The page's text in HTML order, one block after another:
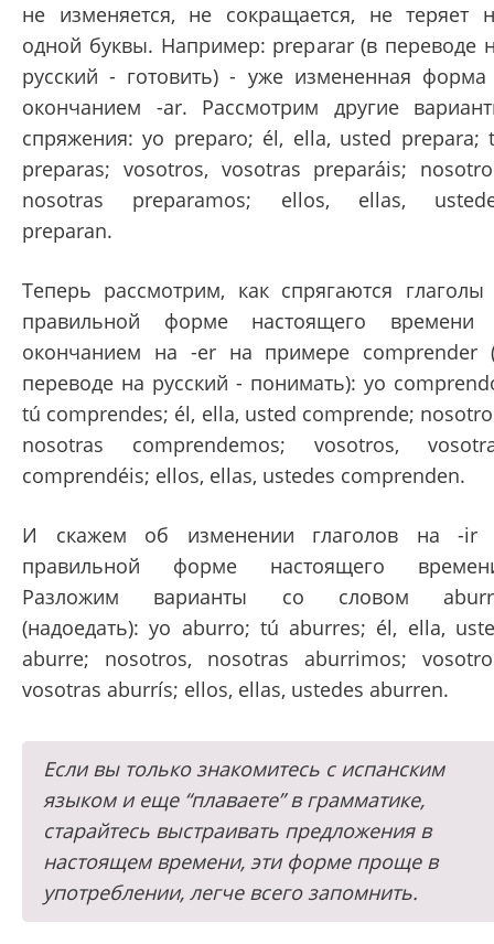
не изменяется, не сокращается, не теряет
одной буквы. Например: preparar (в переводе
русский - готовить) - уже измененная форма
окончанием -ar. Рассмотрим другие
спряжения: yo preparo; él, ella, usted prepara;
preparas; vosotros, vosotras preparáis;
nosotras preparamos; ellos, ellas,
preparan.
Теперь рассмотрим, как спрягаются глаголы
правильной форме настоящего времени
окончанием на -er на примере comprender
переводе на русский - понимать): yo
tú comprendes; él, ella, usted comprende;
nosotras comprendemos; vosotros,
comprendéis; ellos, ellas, ustedes comprenden.
И скажем об изменении глаголов на -ir
правильной форме настоящего
Разложим варианты со словом
(надоедать): yo aburro; tú aburres; él, ella,
aburre; nosotros, nosotras aburrimos;
vosotras aburrís; ellos, ellas, ustedes aburren.
Если вы только знакомитесь с испанским
языком и еще “плаваете” в грамматике,
старайтесь выстраивать предложения в
настоящем времени, эти форме проще в
употреблении, легче всего запомнить.